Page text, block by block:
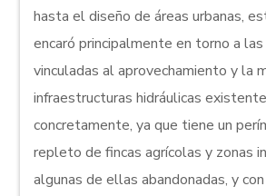
hasta el diseño de áreas urbanas,
encaró principalmente en torno a
vinculadas al aprovechamiento y la
infraestructuras hidráulicas
concretamente, ya que tiene un
repleto de fincas agrícolas y zonas
algunas de ellas abandonadas, y